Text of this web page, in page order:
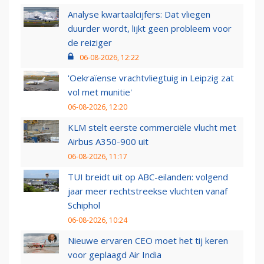
Analyse kwartaalcijfers: Dat vliegen
duurder wordt, lijkt geen probleem voor
de reiziger
06-08-2026, 12:22
'Oekraïense vrachtvliegtuig in Leipzig zat
vol met munitie'
06-08-2026, 12:20
KLM stelt eerste commerciële vlucht met
Airbus A350-900 uit
06-08-2026, 11:17
TUI breidt uit op ABC-eilanden: volgend
jaar meer rechtstreekse vluchten vanaf
Schiphol
06-08-2026, 10:24
Nieuwe ervaren CEO moet het tij keren
voor geplaagd Air India